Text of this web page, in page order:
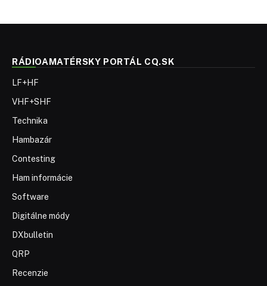
RÁDIOAMATÉRSKY PORTÁL CQ.SK
LF+HF
VHF+SHF
Technika
Hambazár
Contesting
Ham informácie
Software
Digitálne módy
DXbulletin
QRP
Recenzie